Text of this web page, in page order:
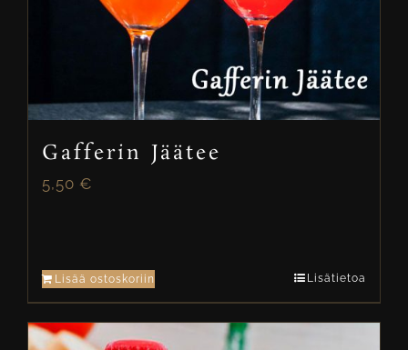
Gafferin Jäätee
5,50 €
Lisää ostoskoriin Lisätietoa